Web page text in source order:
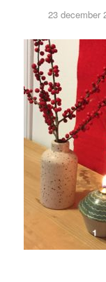
23 december